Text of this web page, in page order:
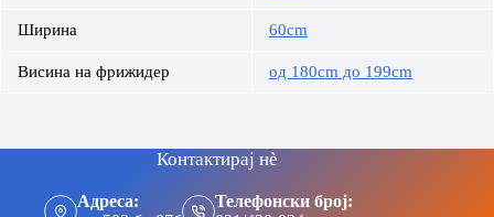
Ширина 60cm
Висина на фрижидер од 180cm до 199cm
Контактирај нè
Адреса:
Телефонски број: